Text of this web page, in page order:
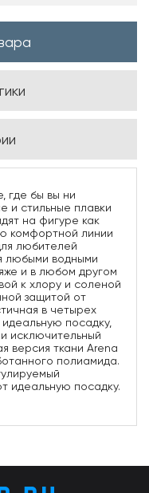
где бы вы ни
и стильные плавки
на фигуре как
комфортной линии
любителей
любыми водными
и в любом другом
к хлору и соленой
защитой от
в четырех
посадку,
исключительный
версия ткани Arena
полиамида.
идеальную посадку.